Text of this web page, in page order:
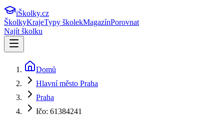
iŠkolky.cz
ŠkolkyKrajeTypy školekMagazínPorovnat
Najít školku
Domů
Hlavní město Praha
Praha
Ičo: 61384241